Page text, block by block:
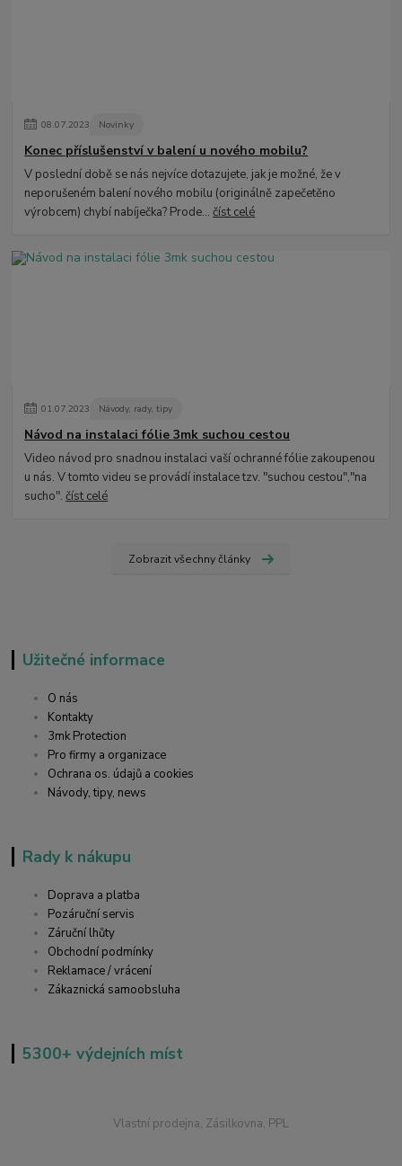
08.07.2023 Novinky
Konec příslušenství v balení u nového mobilu?
V poslední době se nás nejvíce dotazujete, jak je možné, že v
neporušeném balení nového mobilu (originálně zapečetěno
výrobcem) chybí nabíječka? Prode...číst celé
01.07.2023 Návody, rady, tipy
Návod na instalaci fólie 3mk suchou cestou
Video návod pro snadnou instalaci vaší ochranné fólie zakoupenou
u nás. V tomto videu se provádí instalace tzv. "suchou cestou","na
sucho".číst celé
Zobrazit všechny články
Užitečné informace
O nás
Kontakty
3mk Protection
Pro firmy a organizace
Ochrana os. údajů a cookies
Návody, tipy, news
Rady k nákupu
Doprava a platba
Pozáruční servis
Záruční lhůty
Obchodní podmínky
Reklamace / vrácení
Zákaznická samoobsluha
5300+ výdejních míst
Vlastní prodejna, Zásilkovna, PPL